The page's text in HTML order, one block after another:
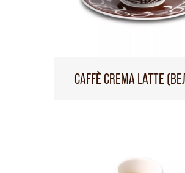
CAFFÈ CREMA LATTE